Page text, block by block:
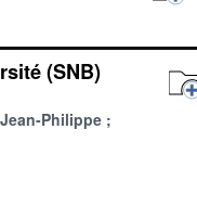
(SNB)
Jean-Philippe